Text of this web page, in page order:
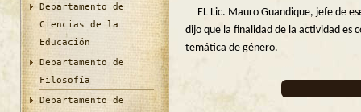
Departamento de
Ciencias de la
Educación
Departamento de
Filosofía
Departamento de
EL Lic. Mauro Guandique, jefe de
dijo que la finalidad de la actividad es
temática de género.